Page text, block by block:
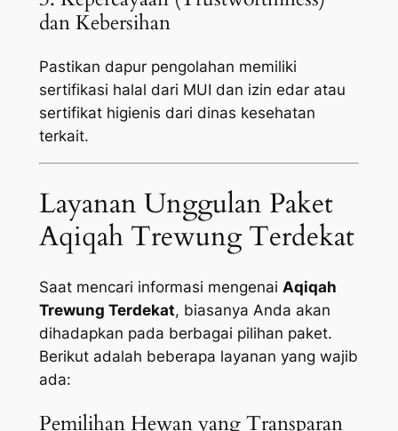
dan Kebersihan
Pastikan dapur pengolahan memiliki
sertifikasi halal dari MUI dan izin edar atau
sertifikat higienis dari dinas kesehatan
terkait.
Layanan Unggulan Paket
Aqiqah Trewung Terdekat
Saat mencari informasi mengenai Aqiqah
Trewung Terdekat, biasanya Anda akan
dihadapkan pada berbagai pilihan paket.
Berikut adalah beberapa layanan yang wajib
ada:
Pemilihan Hewan yang Transparan